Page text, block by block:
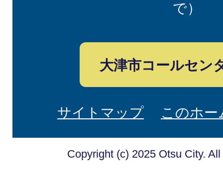
で）
大津市コールセン
サイトマップ このホ
Copyright (c) 2025 Otsu City.